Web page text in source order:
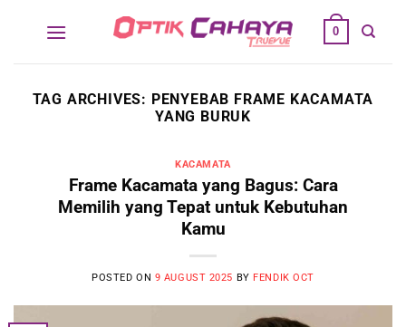
0
TAG ARCHIVES: PENYEBAB FRAME KACAMATA
YANG BURUK
KACAMATA
Frame Kacamata yang Bagus: Cara
Memilih yang Tepat untuk Kebutuhan
Kamu
POSTED ON 9 AUGUST 2025 BY FENDIK OCT